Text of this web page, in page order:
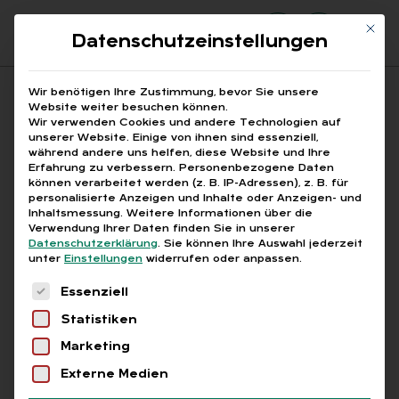
Suchfeld
Suchen
Breadcrumb-Navigation
STARTSEITE ABORDNUNG STEUERFREIE ERSTATTUNG
Alle Bei­trä­ge mit dem
Schlag­wort „Ab­ord­nung
steu­er­freie Er­stat­tung“
Mit
Datenschutzeinstellungen
Wir benötigen Ihre Zustimmung, bevor Sie unsere
Website weiter besuchen können.
Wir verwenden Cookies und andere Technologien auf
unserer Website. Einige von ihnen sind essenziell,
während andere uns helfen, diese Website und Ihre
Erfahrung zu verbessern. Personenbezogene Daten
können verarbeitet werden (z. B. IP-Adressen), z. B. für
personalisierte Anzeigen und Inhalte oder Anzeigen- und
Inhaltsmessung. Weitere Informationen über die
Verwendung Ihrer Daten finden Sie in unserer
Datenschutzerklärung. Sie können Ihre Auswahl jederzeit
unter Einstellungen widerrufen oder anpassen.
Es folgt eine Liste der Service-Gruppen, für
Essenziell
Statistiken
Marketing
Externe Medien